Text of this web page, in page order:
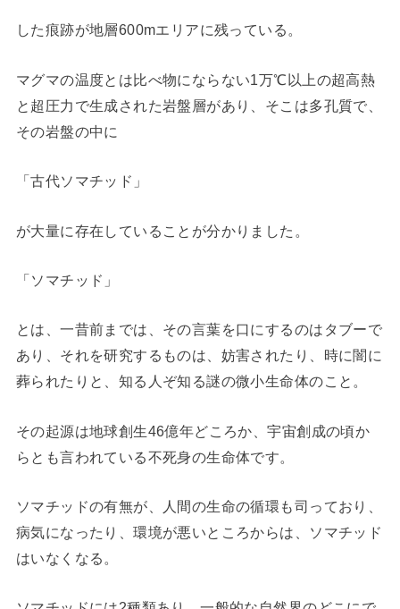
した痕跡が地層600mエリアに残っている。
マグマの温度とは比べ物にならない1万℃以上の超高熱
と超圧力で生成された岩盤層があり、そこは多孔質で、
その岩盤の中に
「古代ソマチッド」
が大量に存在していることが分かりました。
「ソマチッド」
とは、一昔前までは、その言葉を口にするのはタブーで
あり、それを研究するものは、妨害されたり、時に闇に
葬られたりと、知る人ぞ知る謎の微小生命体のこと。
その起源は地球創生46億年どころか、宇宙創成の頃か
らとも言われている不死身の生命体です。
ソマチッドの有無が、人間の生命の循環も司っており、
病気になったり、環境が悪いところからは、ソマチッド
はいなくなる。